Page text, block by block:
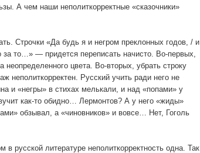
А чем наши неполиткорректные «сказочники»
Строчки «Да будь я и негром преклонных годов, / и
то…» — придется переписать начисто. Во-первых,
цвета. Во-вторых, убрать строку
неполиткорректен. Русский учить ради него не
и «негры» в стихах мелькали, и над «попами» у
как-то обидно… Лермонтов? А у него «жиды»
обзывал, а «чиновников» и вовсе… Нет, Гоголь
русской литературе неполиткорректность одна. Так